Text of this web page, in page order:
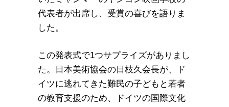
代表者が出席し、受賞の喜びを語りま
した。
この発表式で1つサプライズがありまし
た。日本美術協会の日枝久会長が、ド
イツに逃れてきた難民の子どもと若者
の教育支援のため、ドイツの国際文化